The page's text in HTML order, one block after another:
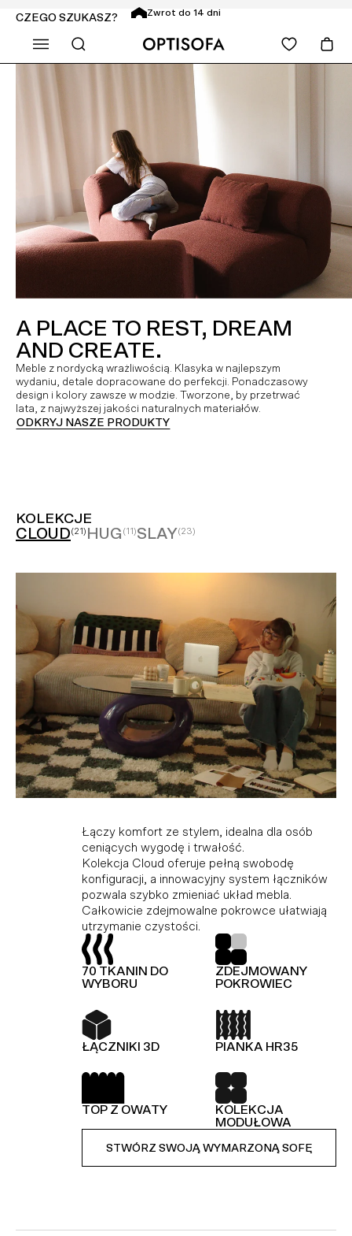
Zwrot do 14 dni
CZEGO SZUKASZ?
A PLACE TO REST, DREAM
AND CREATE.
Meble z nordycką wrażliwością. Klasyka w najlepszym
wydaniu, detale dopracowane do perfekcji. Ponadczasowy
design i kolory zawsze w modzie. Tworzone, by przetrwać
lata, z najwyższej jakości naturalnych materiałów.
ODKRYJ NASZE PRODUKTY
KOLEKCJE
CLOUD(21) HUG (11)SLAY(23)
Łączy komfort ze stylem, idealna dla osób
ceniących wygodę i trwałość.
Kolekcja Cloud oferuje pełną swobodę
konfiguracji, a innowacyjny system łączników
pozwala szybko zmieniać układ mebla.
Całkowicie zdejmowalne pokrowce ułatwiają
utrzymanie czystości.
70 TKANIN DO
WYBORU
ZDEJMOWANY
POKROWIEC
ŁĄCZNIKI 3D PIANKA HR35
TOP Z OWATY
KOLEKCJA
MODUŁOWA
STWÓRZ SWOJĄ WYMARZONĄ SOFĘ
którzy cenią wygodę i trwałość. Dzięki
modułowej konstrukcji i innowacyjnemu
systemowi łączników, Hug umożliwia dowolną
konfigurację i łatwą zmianę układu bez użycia
narzędzi.
TOP Z OWATY PIANKA HR35
ŁĄCZNIKI 3D
KOLEKCJA
MODUŁOWA
52 TKANINY DO
WYBORU
STWÓRZ SWOJĄ WYMARZONĄ SOFĘ
dopasowuje się do różnych przestrzeni,
ciesząc miłośników minimalistycznego stylu i
funkcjonalności. Wykonana z wysokiej jakości
materiałów, gwarantujących trwałość i
elegancję. Dodatkowo, kolekcja Slay jest
wyposażona w piankę premium, zapewniającą
wyjątkowy komfort.
TOP Z OWATY
70 TKANIN DO
WYBORU
PIANKA HR35 SPRĘŻYNY FALISTE
KOLEKCJA
MODUŁOWA
STWÓRZ SWOJĄ WYMARZONĄ SOFĘ